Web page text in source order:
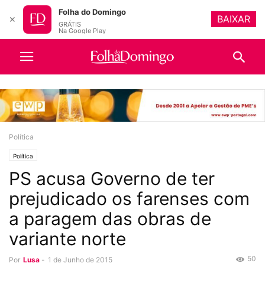
Política
Política
PS acusa Governo de ter
prejudicado os farenses com
a paragem das obras de
variante norte
Por Lusa - 1 de Junho de 2015 50
✕
Folha do Domingo
GRÁTIS
Na Google Play
BAIXAR